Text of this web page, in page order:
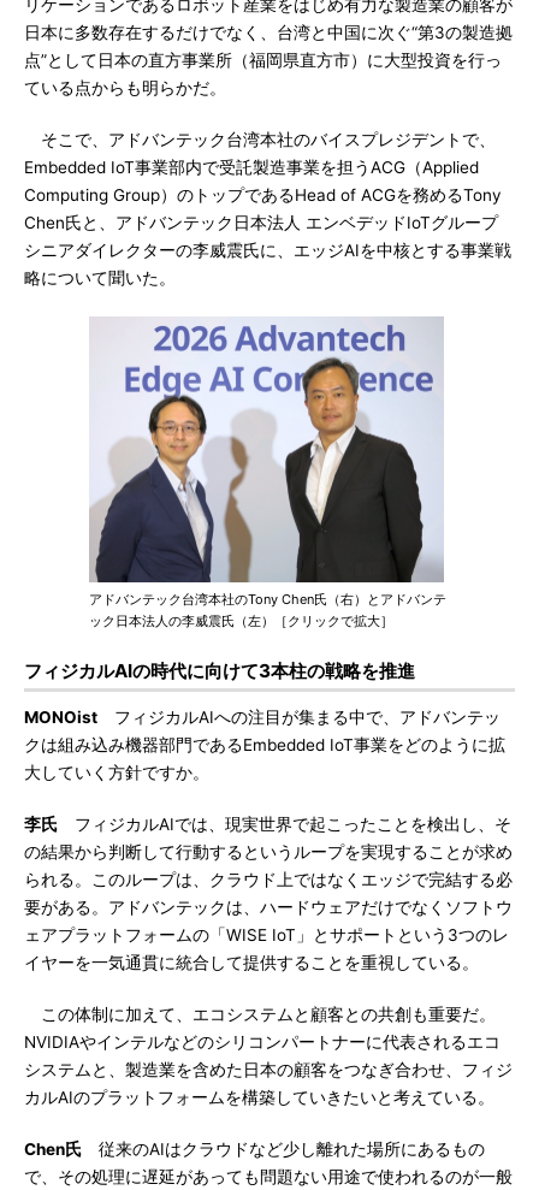
リケーションであるロボット産業をはじめ有力な製造業の顧客が
日本に多数存在するだけでなく、台湾と中国に次ぐ“第3の製造拠
点”として日本の直方事業所（福岡県直方市）に大型投資を行っ
ている点からも明らかだ。
そこで、アドバンテック台湾本社のバイスプレジデントで、
Embedded IoT事業部内で受託製造事業を担うACG（Applied
Computing Group）のトップであるHead of ACGを務めるTony
Chen氏と、アドバンテック日本法人 エンベデッドIoTグループ
シニアダイレクターの李威震氏に、エッジAIを中核とする事業戦
略について聞いた。
アドバンテック台湾本社のTony Chen氏（右）とアドバンテ
ック日本法人の李威震氏（左）［クリックで拡大］
フィジカルAIの時代に向けて3本柱の戦略を推進
MONOist フィジカルAIへの注目が集まる中で、アドバンテッ
クは組み込み機器部門であるEmbedded IoT事業をどのように拡
大していく方針ですか。
李氏 フィジカルAIでは、現実世界で起こったことを検出し、そ
の結果から判断して行動するというループを実現することが求め
られる。このループは、クラウド上ではなくエッジで完結する必
要がある。アドバンテックは、ハードウェアだけでなくソフトウ
ェアプラットフォームの「WISE IoT」とサポートという3つのレ
イヤーを一気通貫に統合して提供することを重視している。
この体制に加えて、エコシステムと顧客との共創も重要だ。
NVIDIAやインテルなどのシリコンパートナーに代表されるエコ
システムと、製造業を含めた日本の顧客をつなぎ合わせ、フィジ
カルAIのプラットフォームを構築していきたいと考えている。
Chen氏 従来のAIはクラウドなど少し離れた場所にあるもの
で、その処理に遅延があっても問題ない用途で使われるのが一般